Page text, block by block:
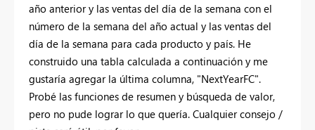
año anterior y las ventas del día de la semana con el
número de la semana del año actual y las ventas del
día de la semana para cada producto y país. He
construido una tabla calculada a continuación y me
gustaría agregar la última columna, "NextYearFC".
Probé las funciones de resumen y búsqueda de valor,
pero no pude lograr lo que quería. Cualquier consejo /